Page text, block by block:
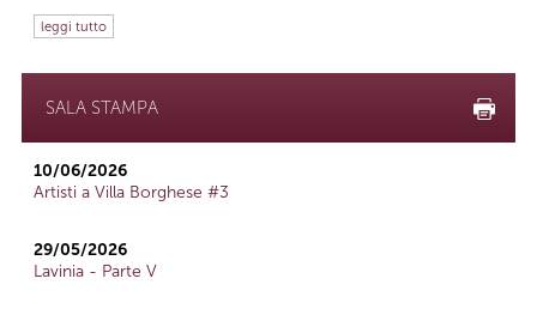
leggi tutto
SALA STAMPA
10/06/2026
Artisti a Villa Borghese #3
29/05/2026
Lavinia - Parte V